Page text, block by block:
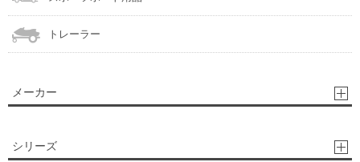
トレーラー
メーカー
シリーズ